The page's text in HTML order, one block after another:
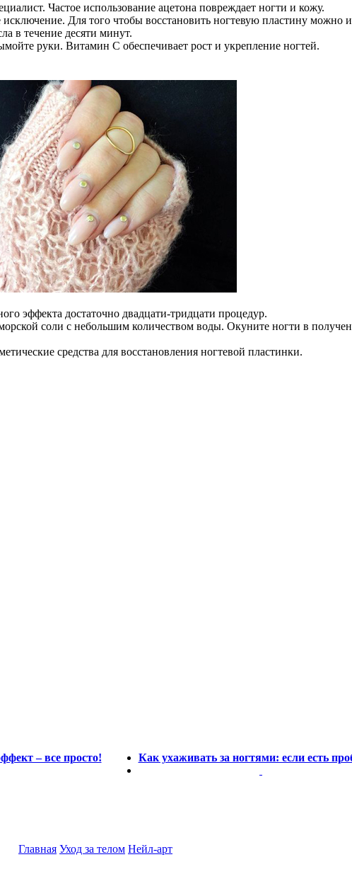
Частое использование ацетона повреждает ногти и кожу.
Для того чтобы восстановить ногтевую пластину можно
в течение десяти минут.
руки. Витамин С обеспечивает рост и укрепление ногтей.
эффекта достаточно двадцати-тридцати процедур.
соли с небольшим количеством воды. Окуните ногти в
средства для восстановления ногтевой пластинки.
– все просто! Как ухаживать за ногтями: если есть
Главная Уход за телом Нейл-арт